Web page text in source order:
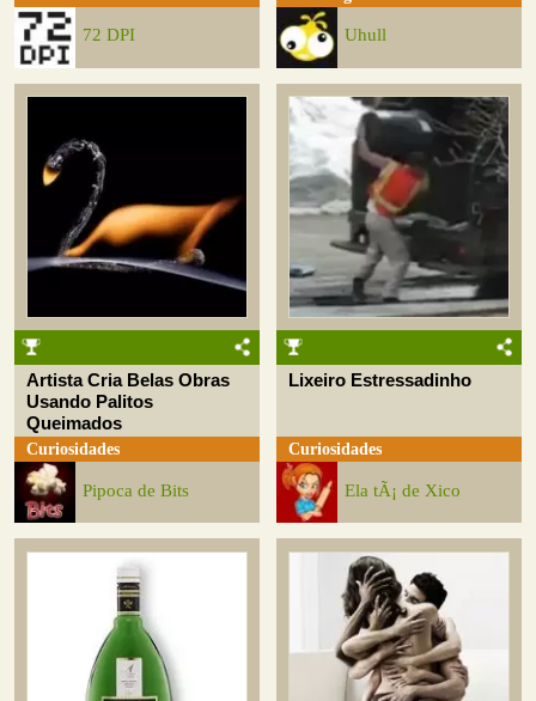
72 DPI Uhull
Artista Cria Belas Obras
Usando Palitos
Queimados
Curiosidades
Pipoca de Bits
Lixeiro Estressadinho
Curiosidades
Ela tÃ¡ de Xico